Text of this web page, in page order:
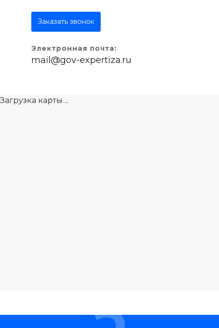
Заказать звонок
Электронная почта:
mail@gov-expertiza.ru
Загрузка карты ...